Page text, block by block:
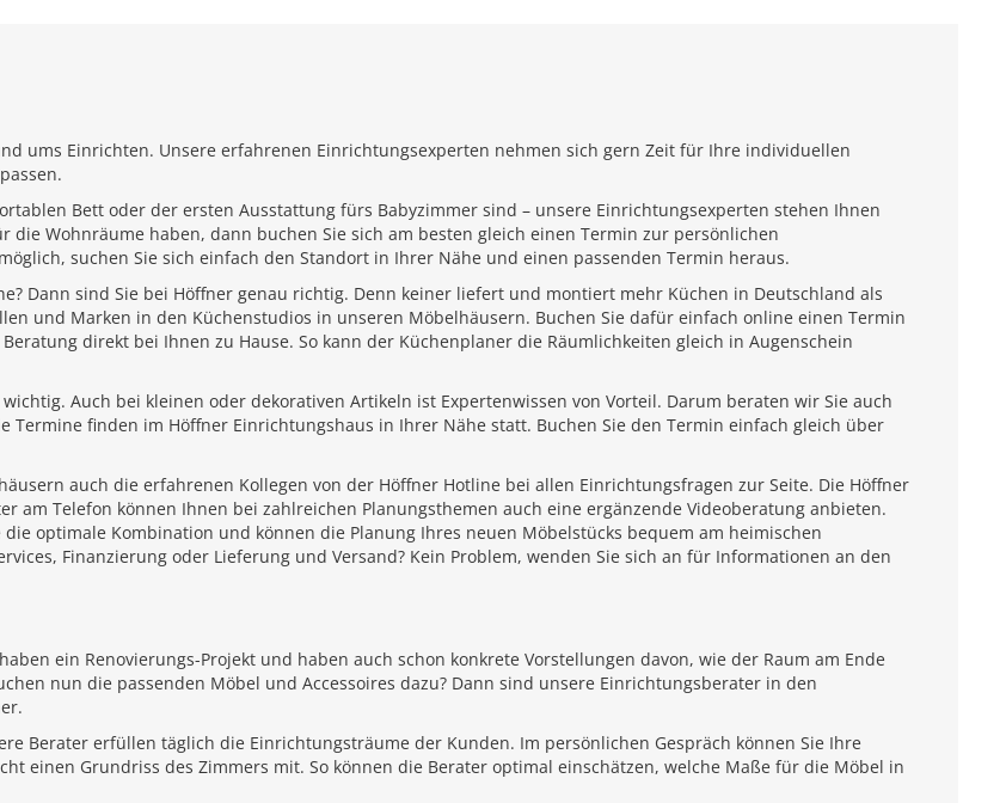
ums Einrichten. Unsere erfahrenen Einrichtungsexperten nehmen sich gern Zeit für Ihre individuellen
Bett oder der ersten Ausstattung fürs Babyzimmer sind – unsere Einrichtungsexperten stehen Ihnen
die Wohnräume haben, dann buchen Sie sich am besten gleich einen Termin zur persönlichen
suchen Sie sich einfach den Standort in Ihrer Nähe und einen passenden Termin heraus.
Dann sind Sie bei Höffner genau richtig. Denn keiner liefert und montiert mehr Küchen in Deutschland als
und Marken in den Küchenstudios in unseren Möbelhäusern. Buchen Sie dafür einfach online einen Termin
direkt bei Ihnen zu Hause. So kann der Küchenplaner die Räumlichkeiten gleich in Augenschein
Auch bei kleinen oder dekorativen Artikeln ist Expertenwissen von Vorteil. Darum beraten wir Sie auch
Termine finden im Höffner Einrichtungshaus in Ihrer Nähe statt. Buchen Sie den Termin einfach gleich über
auch die erfahrenen Kollegen von der Höffner Hotline bei allen Einrichtungsfragen zur Seite. Die Höffner
am Telefon können Ihnen bei zahlreichen Planungsthemen auch eine ergänzende Videoberatung anbieten.
optimale Kombination und können die Planung Ihres neuen Möbelstücks bequem am heimischen
Finanzierung oder Lieferung und Versand? Kein Problem, wenden Sie sich an für Informationen an den
ein Renovierungs-Projekt und haben auch schon konkrete Vorstellungen davon, wie der Raum am Ende
nun die passenden Möbel und Accessoires dazu? Dann sind unsere Einrichtungsberater in den
Berater erfüllen täglich die Einrichtungsträume der Kunden. Im persönlichen Gespräch können Sie Ihre
einen Grundriss des Zimmers mit. So können die Berater optimal einschätzen, welche Maße für die Möbel in